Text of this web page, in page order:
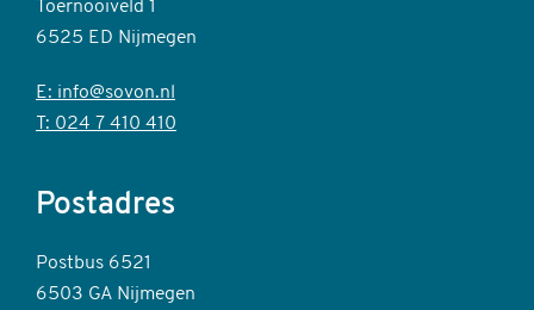
Toernooiveld 1
6525 ED Nijmegen
E: info@sovon.nl
T: 024 7 410 410
Postadres
Postbus 6521
6503 GA Nijmegen